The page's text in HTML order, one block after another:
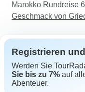
Marokko Rundreise
Geschmack von
Support
Kontakt
Registrieren
Werden Sie
Sie bis zu 7% auf
Abenteuer.